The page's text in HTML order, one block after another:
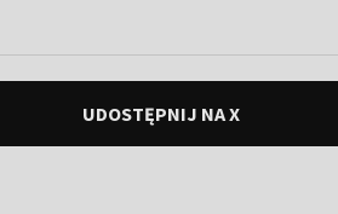
UDOSTĘPNIJ NA X